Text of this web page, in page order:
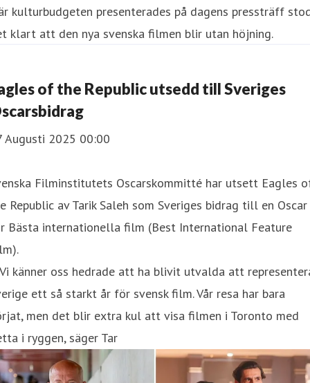
kulturbudgeten presenterades på dagens pressträff
klart att den nya svenska filmen blir utan höjning.
of the Republic utsedd till Sveriges
Augusti 2025 00:00
Filminstitutets Oscarskommitté har utsett Eagles
Republic av Tarik Saleh som Sveriges bidrag till en Oscar
Bästa internationella film (Best International Feature
känner oss hedrade att ha blivit utvalda att
ett så starkt år för svensk film. Vår resa har bara
men det blir extra kul att visa filmen i Toronto med
i ryggen, säger Tar